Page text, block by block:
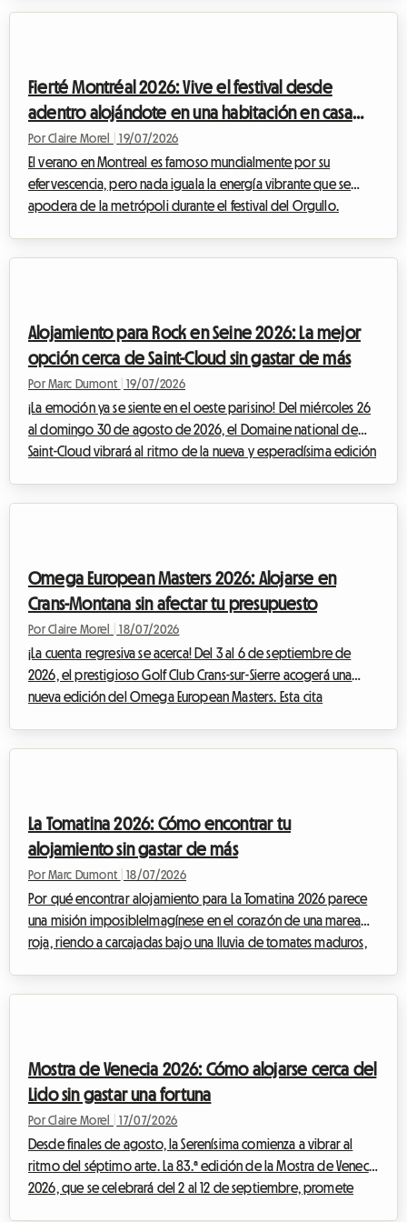
convertirse en una fuente de es...
Fierté Montréal 2026: Vive el festival desde
adentro alojándote en una habitación en casa
del anfitrión
Por Claire Morel 19/07/2026
El verano en Montreal es famoso mundialmente por su
efervescencia, pero nada iguala la energía vibrante que se
apodera de la metrópoli durante el festival del Orgullo.
viajeros, el entusiasmo pronto da p...
Alojamiento para Rock en Seine 2026: La mejor
opción cerca de Saint-Cloud sin gastar de más
Por Marc Dumont 19/07/2026
¡La emoción ya se siente en el oeste parisino! Del miércoles 26
al domingo 30 de agosto de 2026, el Domaine national de
Saint-Cloud vibrará al ritmo de la nueva y esperadísima edición
embargo, e...
Omega European Masters 2026: Alojarse en
Crans-Montana sin afectar tu presupuesto
Por Claire Morel 18/07/2026
¡La cuenta regresiva se acerca! Del 3 al 6 de septiembre de
2026, el prestigioso Golf Club Crans-sur-Sierre acogerá una
nueva edición del Omega European Masters. Esta cita
Los hoteles cuelgan el cartel de co...
La Tomatina 2026: Cómo encontrar tu
alojamiento sin gastar de más
Por Marc Dumont 18/07/2026
Por qué encontrar alojamiento para La Tomatina 2026 parece
una misión imposibleImagínese en el corazón de una marea
roja, riendo a carcajadas bajo una lluvia de tomates maduros,
celebrará el miércoles 26 de a...
Mostra de Venecia 2026: Cómo alojarse cerca del
Lido sin gastar una fortuna
Por Claire Morel 17/07/2026
Desde finales de agosto, la Serenísima comienza a vibrar al
ritmo del séptimo arte. La 83.ª edición de la Mostra de Venecia
2026, que se celebrará del 2 al 12 de septiembre, promete